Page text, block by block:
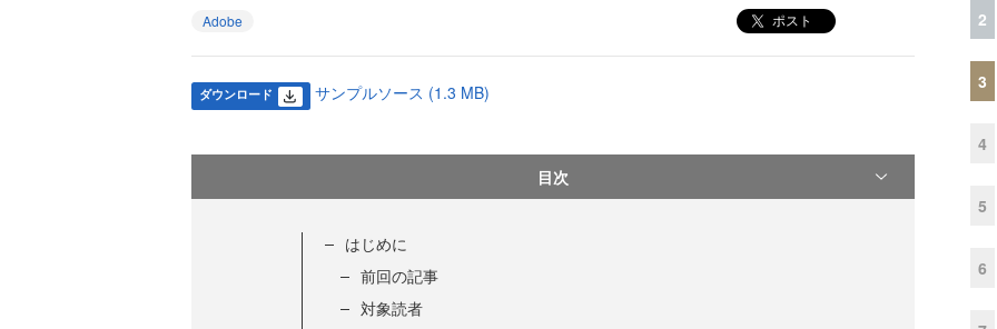
Adobe ポスト
ダウンロード サンプルソース (1.3 MB)
目次
はじめに
前回の記事
対象読者
2
3
4
5
6